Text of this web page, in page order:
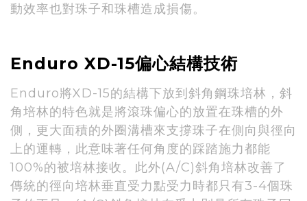
動效率也對珠子和珠槽造成損傷。
Enduro XD-15偏心結構技術
Enduro將XD-15的結構下放到斜角鋼珠培林，斜
角培林的特色就是將滾珠偏心的放置在珠槽的外
側，更大面積的外圈溝槽來支撐珠子在側向與徑向
上的運轉，此意味著任何角度的踩踏施力都能
100%的被培林接收。此外(A/C)斜角培林改善了
傳統的徑向培林垂直受力點受力時都只有3-4個珠